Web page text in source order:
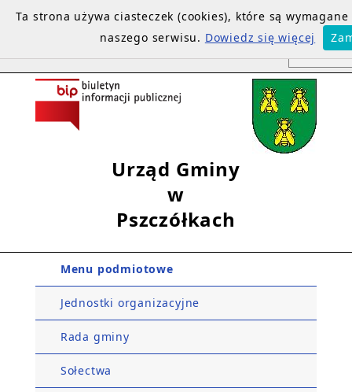
Urząd Gminy
w
Pszczółkach
Menu podmiotowe
Jednostki organizacyjne
Rada gminy
Sołectwa
Ta strona używa ciasteczek (cookies), które są
naszego serwisu. Dowiedz się więcej